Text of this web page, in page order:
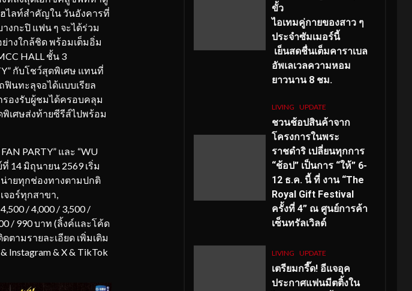
ฮไลท์สำคัญใน วันอังคารที่
งกะปิ แฟน ๆ จะได้ร่วม
างใกล้ชิด พร้อมเต็มอิ่ม
HALL ชั้น 3
กับโชว์สุดพิเศษ แทนที่
นทะลุจอได้แบบเรียล
รองรับผู้ชมได้ครอบคลุม
เศษส่งท้ายซีรีส์ไปพร้อม
PARTY” และ “WU
14 มิถุนายน 2569 เริ่ม
น่ายทุกช่องทางตามปกติ
จอร์ทุกสาขา,
/ 4,000 / 3,500 /
/ 990 บาท (ลิ้งค์และโค้ด
ามรายละเอียด เพิ่มเติม
Instagram & X & TikTok
ขั้ว
ไอเทมคู่กายของสาว ๆ
ประจำซัมเมอร์นี้
เย็นสดชื่นเต็มคาราเบล
อัพเลเวลความหอม
ยาวนาน 8 ชม.
LIVING UPDATE
ชวนช้อปสินค้าจาก
โครงการในพระ
ราชดำริ เปลี่ยนทุกการ
“ช้อป” เป็นการ “ให้” 6-
12 ธ.ค. นี้ ที่ งาน “The
Royal Gift Festival
ครั้งที่ 4” ณ ศูนย์การค้า
เซ็นทรัลเวิลด์
LIVING UPDATE
เตรียมกรี๊ด! อีแจอุค
ประกาศแฟนมีตติ้งใน